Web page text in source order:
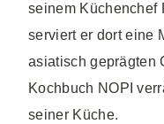
seinem Küchenchef
serviert er dort eine
asiatisch geprägten
Kochbuch NOPI
seiner Küche.